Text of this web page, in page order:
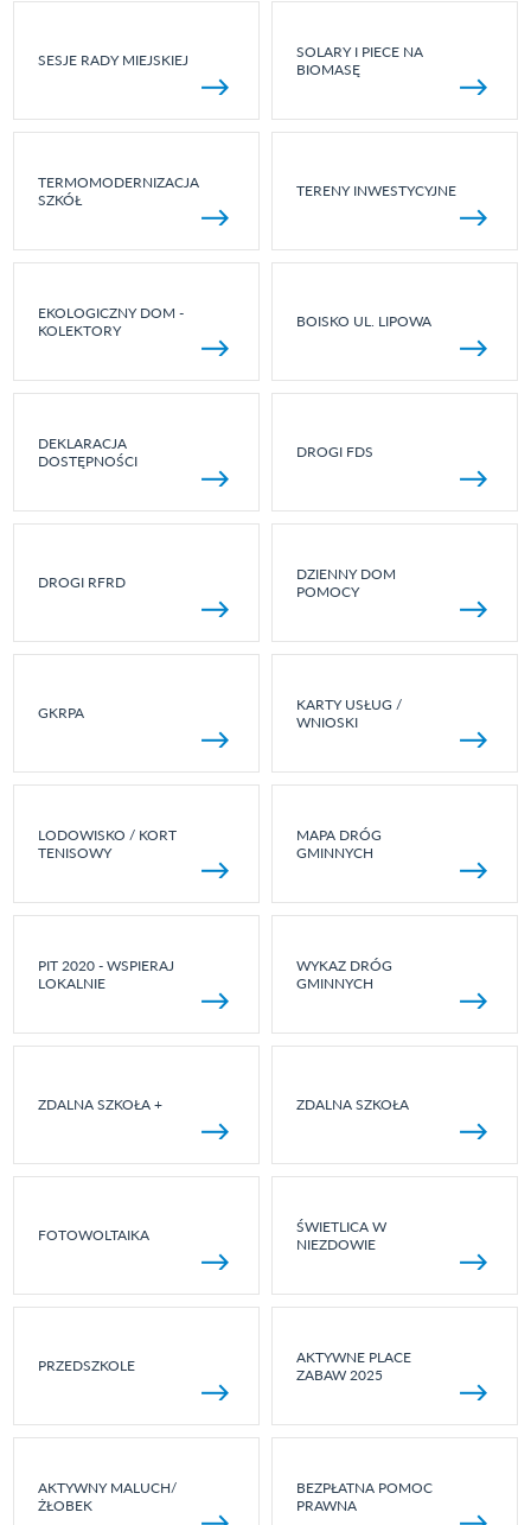
SESJE RADY MIEJSKIEJ
SOLARY I PIECE NA
BIOMASĘ
TERMOMODERNIZACJA
SZKÓŁ
TERENY INWESTYCYJNE
EKOLOGICZNY DOM -
KOLEKTORY
BOISKO UL. LIPOWA
DEKLARACJA
DOSTĘPNOŚCI
DROGI FDS
DROGI RFRD
DZIENNY DOM
POMOCY
GKRPA
KARTY USŁUG /
WNIOSKI
LODOWISKO / KORT
TENISOWY
MAPA DRÓG
GMINNYCH
PIT 2020 - WSPIERAJ
LOKALNIE
WYKAZ DRÓG
GMINNYCH
ZDALNA SZKOŁA + ZDALNA SZKOŁA
FOTOWOLTAIKA
ŚWIETLICA W
NIEZDOWIE
PRZEDSZKOLE
AKTYWNE PLACE
ZABAW 2025
AKTYWNY MALUCH/
ŻŁOBEK
BEZPŁATNA POMOC
PRAWNA